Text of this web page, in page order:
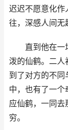
迟迟不愿意化作
往，深感人间无
直到他在一场
泼的仙鹤。二人
到了对方的不同
中，也有了一个
应仙鹤，一同去
穷。